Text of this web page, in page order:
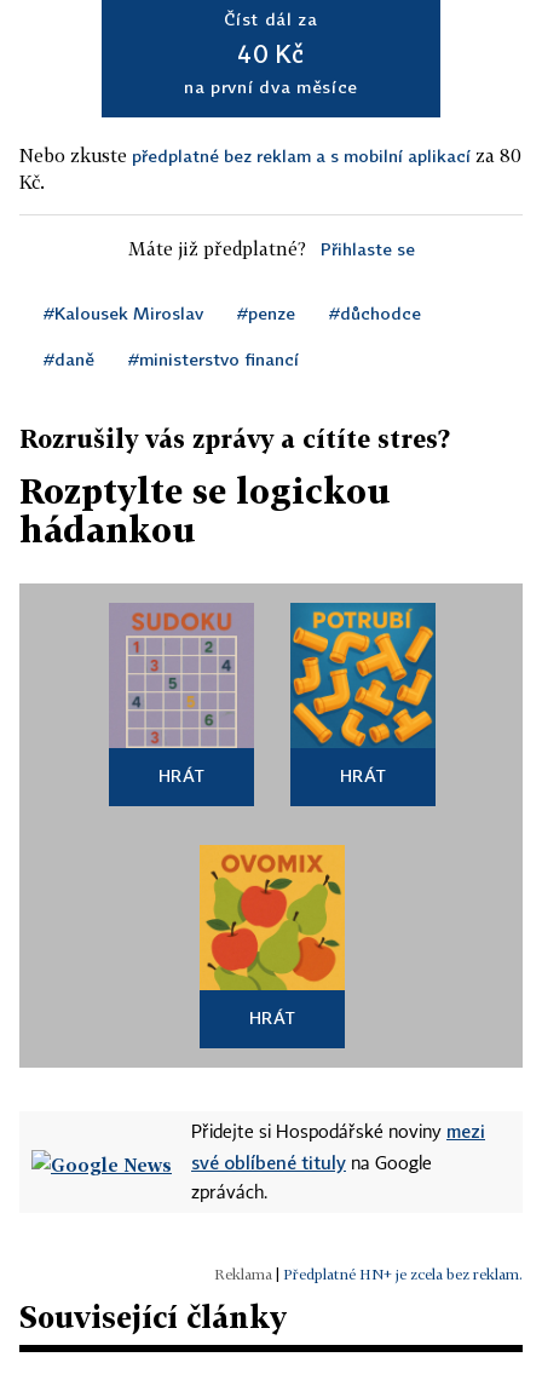
Číst dál za
40 Kč
na první dva měsíce
Nebo zkuste předplatné bez reklam a s mobilní aplikací za 80
Kč.
Máte již předplatné? Přihlaste se
#Kalousek Miroslav #penze #důchodce
#daně #ministerstvo financí
Rozrušily vás zprávy a cítíte stres?
Rozptylte se logickou
hádankou
HRÁT HRÁT
HRÁT
Přidejte si Hospodářské noviny mezi
své oblíbené tituly na Google
zprávách.
Předplatné HN+ je zcela bez reklam.
Související články